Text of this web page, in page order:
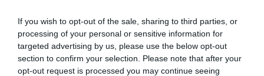
If you wish to opt-out of the sale, sharing to third parties, or
processing of your personal or sensitive information for
targeted advertising by us, please use the below opt-out
section to confirm your selection. Please note that after your
opt-out request is processed you may continue seeing
Träningstider i veckan
P14 födda 2010-12 2 jan 2024 0
Visa fler nyheter